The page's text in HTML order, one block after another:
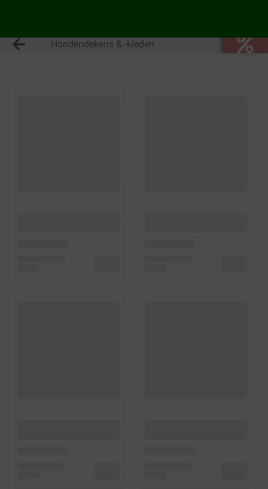
Hondendekens & -kleden